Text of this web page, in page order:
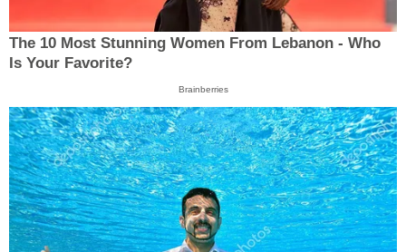
The 10 Most Stunning Women From Lebanon - Who
Is Your Favorite?
Brainberries